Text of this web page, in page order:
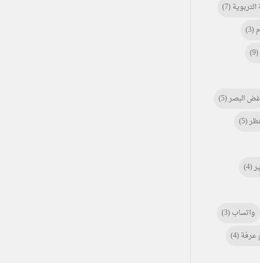
التربوية(7)
(3)
(9)
غض البصر(5)
(5)
(4)
واتساب(3)
عرفة(4)